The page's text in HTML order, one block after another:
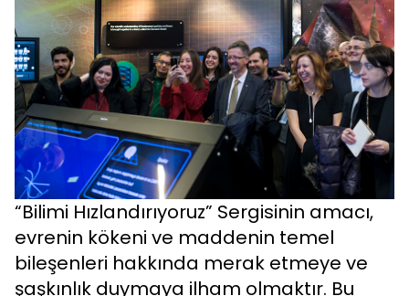
“Bilimi Hızlandırıyoruz” Sergisinin amacı,
evrenin kökeni ve maddenin temel
bileşenleri hakkında merak etmeye ve
şaşkınlık duymaya ilham olmaktır. Bu